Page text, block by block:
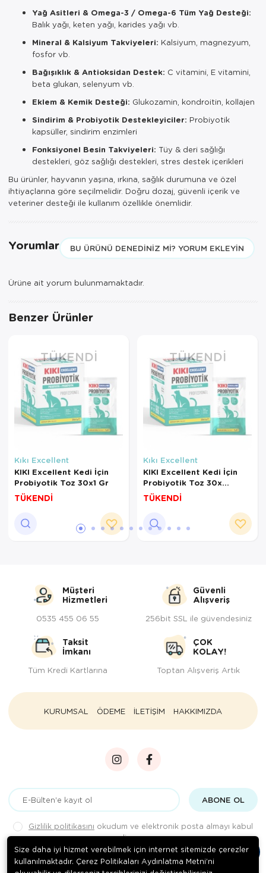
Yağ Asitleri & Omega-3 / Omega-6 Tüm Yağ Desteği:
Balık yağı, keten yağı, karides yağı vb.
Mineral & Kalsiyum Takviyeleri: Kalsiyum, magnezyum,
fosfor vb.
Bağışıklık & Antioksidan Destek: C vitamini, E vitamini,
beta glukan, selenyum vb.
Eklem & Kemik Desteği: Glukozamin, kondroitin, kollajen
Sindirim & Probiyotik Destekleyiciler: Probiyotik
kapsüller, sindirim enzimleri
Fonksiyonel Besin Takviyeleri: Tüy & deri sağlığı
destekleri, göz sağlığı destekleri, stres destek içerikleri
Bu ürünler, hayvanın yaşına, ırkına, sağlık durumuna ve özel
ihtiyaçlarına göre seçilmelidir. Doğru dozaj, güvenli içerik ve
veteriner desteği ile kullanım özellikle önemlidir.
Yorumlar BU ÜRÜNÜ DENEDINIZ MI? YORUM EKLEYIN
Ürüne ait yorum bulunmamaktadır.
Benzer Ürünler
TÜKENDI
Kıkı Excellent
KIKI Excellent Kedi İçin
Probiyotik Toz 30x1 Gr
TÜKENDİ
TÜKENDI
Kıkı Excellent
KIKI Excellent Kedi İçin
Probiyotik Toz 30x
(ADET)
TÜKENDİ
Müşteri
Hizmetleri
0535 455 06 55
Güvenli
Alışveriş
256bit SSL ile güvendesiniz
Taksit
İmkanı
Tüm Kredi Kartlarına
ÇOK
KOLAY!
Toptan Alışveriş Artık
KURUMSAL ÖDEME İLETİŞİM HAKKIMIZDA
ABONE OL
Gizlilik politikasını okudum ve elektronik posta almayı kabul
ediyorum.
Size daha iyi hizmet verebilmek için internet sitemizde çerezler
kullanılmaktadır. Çerez Politikaları Aydınlatma Metni’ni